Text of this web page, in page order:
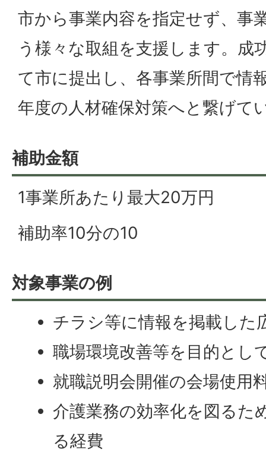
市から事業内容を指定せず、事
う様々な取組を支援します。成
て市に提出し、各事業所間で情
年度の人材確保対策へと繋げて
補助金額
1事業所あたり最大20万円
補助率10分の10
対象事業の例
チラシ等に情報を掲載した
職場環境改善等を目的とし
就職説明会開催の会場使用
介護業務の効率化を図るた
る経費